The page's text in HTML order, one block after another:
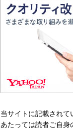
当サイトに記載され
あたっては読者ご自